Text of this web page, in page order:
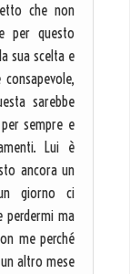
che non
per questo
sua scelta e
sarebbe
sempre e
Lui è
ancora un
giorno ci
perdermi ma
me perché
altro mese